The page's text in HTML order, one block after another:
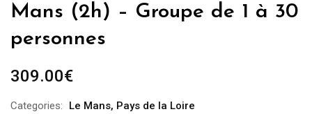
Mans (2h) – Groupe de 1 à 30
personnes
309.00€
Categories: Le Mans, Pays de la Loire